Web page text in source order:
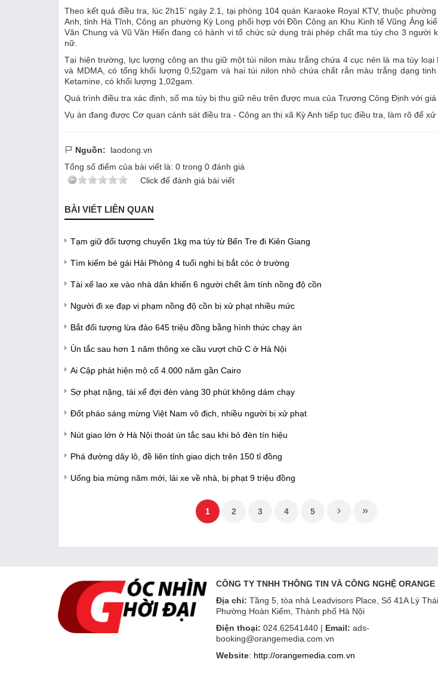
Theo kết quả điều tra, lúc 2h15’ ngày 2.1, tại phòng 104 quán Karaoke Royal KTV, thuộc
Anh, tỉnh Hà Tĩnh, Công an phường Kỳ Long phối hợp với Đồn Công an Khu Kinh tế Vũng Áng
Văn Chung và Vũ Văn Hiến đang có hành vi tổ chức sử dụng trái phép chất ma túy cho 3 người
nữ.
Tại hiện trường, lực lượng công an thu giữ một túi nilon màu trắng chứa 4 cục nén là ma túy loại
và MDMA, có tổng khối lượng 0,52gam và hai túi nilon nhỏ chứa chất rắn màu trắng dạng
Ketamine, có khối lượng 1,02gam.
Quá trình điều tra xác định, số ma túy bị thu giữ nêu trên được mua của Trương Công Định với giá
Vụ án đang được Cơ quan cảnh sát điều tra - Công an thị xã Kỳ Anh tiếp tục điều tra, làm rõ để xử
Nguồn: laodong.vn
Tổng số điểm của bài viết là: 0 trong 0 đánh giá
Click để đánh giá bài viết
BÀI VIẾT LIÊN QUAN
Tạm giữ đối tượng chuyển 1kg ma túy từ Bến Tre đi Kiên Giang
Tìm kiếm bé gái Hải Phòng 4 tuổi nghi bị bắt cóc ở trường
Tài xế lao xe vào nhà dân khiến 6 người chết âm tính nồng độ cồn
Người đi xe đạp vi phạm nồng độ cồn bị xử phạt nhiều mức
Bắt đối tượng lừa đảo 645 triệu đồng bằng hình thức chạy án
Ùn tắc sau hơn 1 năm thông xe cầu vượt chữ C ở Hà Nội
Ai Cập phát hiện mộ cổ 4.000 năm gần Cairo
Sợ phạt nặng, tài xế đợi đèn vàng 30 phút không dám chạy
Đốt pháo sáng mừng Việt Nam vô địch, nhiều người bị xử phạt
Nút giao lớn ở Hà Nội thoát ùn tắc sau khi bỏ đèn tín hiệu
Phá đường dây lô, đề liên tỉnh giao dịch trên 150 tỉ đồng
Uống bia mừng năm mới, lái xe về nhà, bị phạt 9 triệu đồng
1 2 3 4 5
CÔNG TY TNHH THÔNG TIN VÀ CÔNG NGHỆ ORANGE
Địa chỉ: Tầng 5, tòa nhà Leadvisors Place, Số 41A Lý
Phường Hoàn Kiếm, Thành phố Hà Nội
Điện thoại: 024.62541440 | Email: ads-
booking@orangemedia.com.vn
Website: http://orangemedia.com.vn